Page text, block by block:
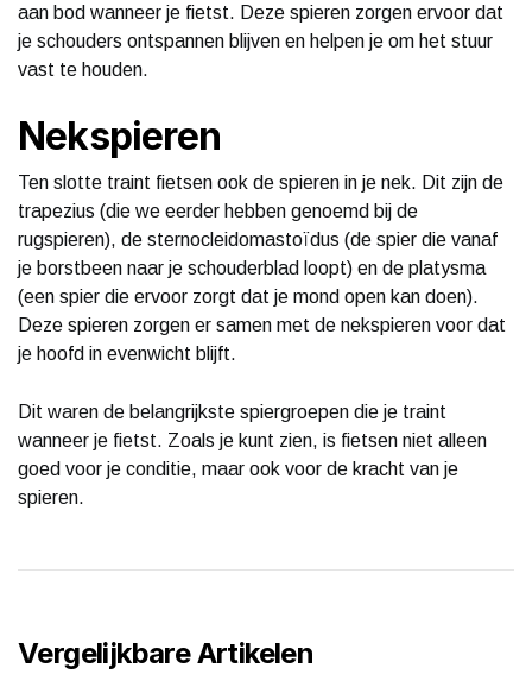
aan bod wanneer je fietst. Deze spieren zorgen ervoor dat
je schouders ontspannen blijven en helpen je om het stuur
vast te houden.
Nekspieren
Ten slotte traint fietsen ook de spieren in je nek. Dit zijn de
trapezius (die we eerder hebben genoemd bij de
rugspieren), de sternocleidomastoïdus (de spier die vanaf
je borstbeen naar je schouderblad loopt) en de platysma
(een spier die ervoor zorgt dat je mond open kan doen).
Deze spieren zorgen er samen met de nekspieren voor dat
je hoofd in evenwicht blijft.
Dit waren de belangrijkste spiergroepen die je traint
wanneer je fietst. Zoals je kunt zien, is fietsen niet alleen
goed voor je conditie, maar ook voor de kracht van je
spieren.
Vergelijkbare Artikelen